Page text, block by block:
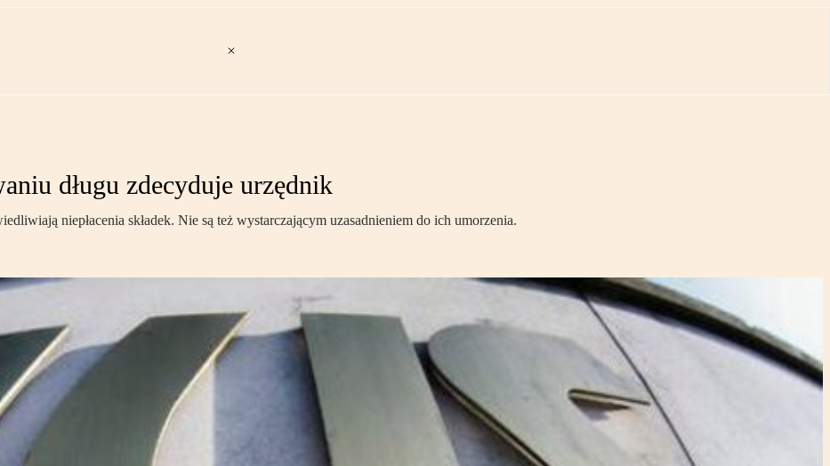
długu zdecyduje urzędnik
niepłacenia składek. Nie są też wystarczającym uzasadnieniem do ich umorzenia.